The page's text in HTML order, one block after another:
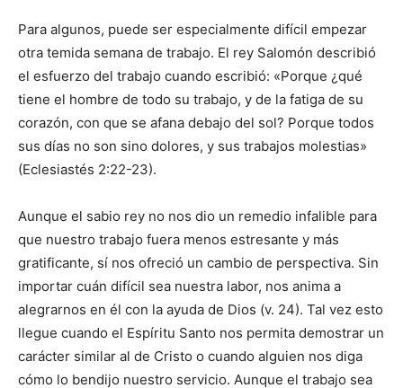
Para algunos, puede ser especialmente difícil empezar
otra temida semana de trabajo. El rey Salomón describió
el esfuerzo del trabajo cuando escribió: «Porque ¿qué
tiene el hombre de todo su trabajo, y de la fatiga de su
corazón, con que se afana debajo del sol? Porque todos
sus días no son sino dolores, y sus trabajos molestias»
(Eclesiastés 2:22-23).
Aunque el sabio rey no nos dio un remedio infalible para
que nuestro trabajo fuera menos estresante y más
gratificante, sí nos ofreció un cambio de perspectiva. Sin
importar cuán difícil sea nuestra labor, nos anima a
alegrarnos en él con la ayuda de Dios (v. 24). Tal vez esto
llegue cuando el Espíritu Santo nos permita demostrar un
carácter similar al de Cristo o cuando alguien nos diga
cómo lo bendijo nuestro servicio. Aunque el trabajo sea